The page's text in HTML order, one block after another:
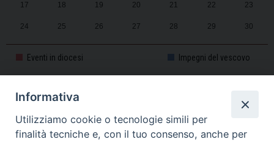
17 18 19 20 21 22 23
24 25 26 27 28 29 30
Eventi in diocesi Impegni del vescovo
CALENDARIO PASTORALE 2025-2026
Informativa
Utilizziamo cookie o tecnologie simili per
finalità tecniche e, con il tuo consenso, anche per